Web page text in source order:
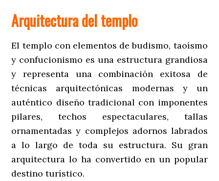
Arquitectura del templo
El templo con elementos de budismo, taoísmo
y confucionismo es una estructura grandiosa
y representa una combinación exitosa de
técnicas arquitectónicas modernas y un
auténtico diseño tradicional con imponentes
pilares, techos espectaculares, tallas
ornamentadas y complejos adornos labrados
a lo largo de toda su estructura. Su gran
arquitectura lo ha convertido en un popular
destino turístico.